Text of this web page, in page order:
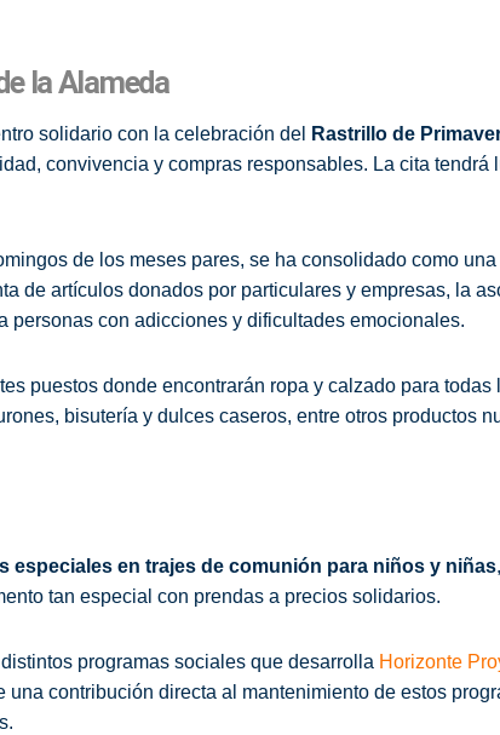
la Alameda
solidario con la celebración del
Rastrillo de
convivencia y compras responsables. La cita tendrá
de los meses pares, se ha consolidado como
de artículos donados por particulares y empresas, la
personas con adicciones y dificultades emocionales.
puestos donde encontrarán ropa y calzado para todas
bisutería y dulces caseros, entre otros productos
especiales en trajes de comunión para niños y niñas
tan especial con prendas a precios solidarios.
programas sociales que desarrolla Horizonte
contribución directa al mantenimiento de estos